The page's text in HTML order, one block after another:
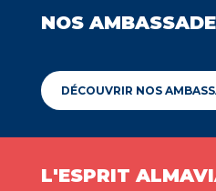
NOS
DÉCOUVRIR NOS
L'ESPRIT